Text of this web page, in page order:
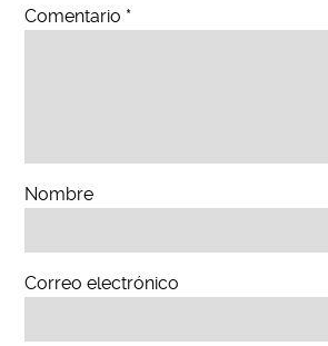
Comentario *
Nombre
Correo electrónico